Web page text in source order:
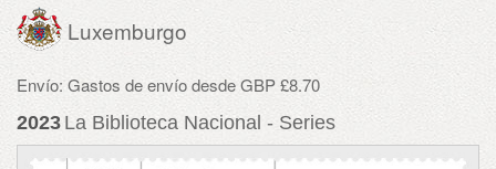
Luxemburgo
Envío: Gastos de envío desde GBP £8.70
2023 La Biblioteca Nacional - Series